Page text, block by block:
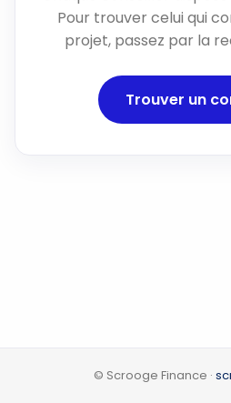
Pour trouver celui qui
projet, passez par la
Trouver un
© Scrooge Finance ·